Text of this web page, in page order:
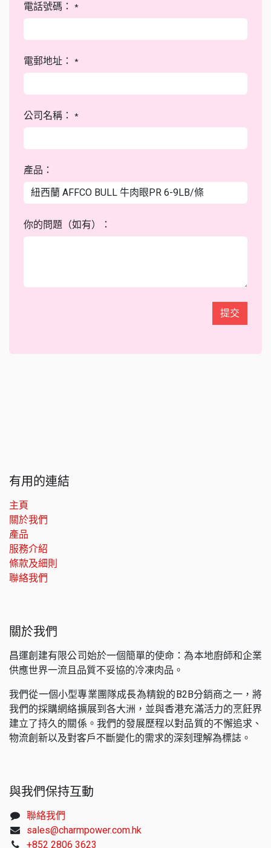
電話號碼： *
電郵地址： *
公司名稱： *
產品：
你的問題（如有）：
提交
有用的連結
主頁
關於我們
產品
服務介紹
條款及細則
聯絡我們
關於我們
昌運創建有限公司始於一個簡單的使命：為本地廚師和企業
供應世界一流且品質不妥協的冷凍肉品。
我們從一個小型專業團隊成長為精銳的B2B分銷商之一，將
我們的採購網絡擴展到各大洲，並與香港充滿活力的烹飪界
建立了持久的關係。我們的發展歷程以對品質的不懈追求、
物流創新以及對客戶不斷變化的需求的深刻理解為標誌。
與我們保持互動
聯絡我們
sales@charmpower.com.hk
+852 2806 3623